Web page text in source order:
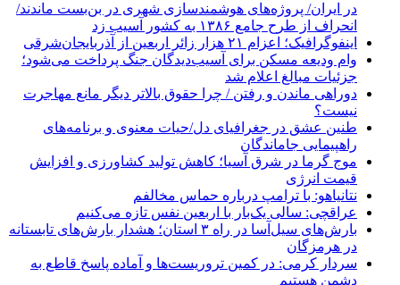
در ایران/ پروژه‌های هوشمندسازی شهری در بن‌بست ماندند/
انحراف از طرح جامع ۱۳۸۶ به کشور آسیب زد
اینفوگرافیک؛ اعزام ۲۱ هزار زائر اربعین از آذربایجان‌شرقی
وام ودیعه مسکن برای آسیب‌دیدگان جنگ پرداخت می‌شود؛
جزئیات مبالغ اعلام شد
دوراهی ماندن و رفتن / چرا حقوق بالاتر دیگر مانع مهاجرت
نیست؟
طنین عشق در جغرافیای دل/حیات معنوی و برنامه‌های
راهپیمایی جاماندگان
موج گرما در شرق آسیا؛ کاهش تولید کشاورزی و افزایش
قیمت انرژی
نتانیاهو: با ترامپ درباره حماس مخالفم
عراقچی: سالی یک‌بار با اربعین نفس تازه می‌کنیم
بارش‌های سیل‌آسا در راه ۳ استان؛ هشدار بارش‌های تابستانه
در هرمزگان
سردار کرمی: در کمین تروریست‌ها و آماده پاسخ قاطع به
دشمن هستیم